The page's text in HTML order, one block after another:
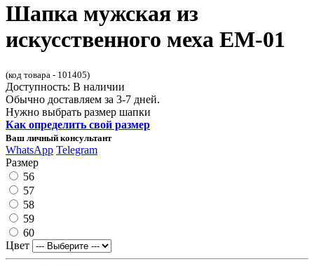
Шапка мужская из
искусственного меха ЕМ-01
(код товара - 101405)
Доступность: В наличии
Обычно доставляем за 3-7 дней.
Нужно выбрать размер шапки
Как определить свой размер
Ваш личный консультант
WhatsApp Telegram
Размер
56
57
58
59
60
Цвет